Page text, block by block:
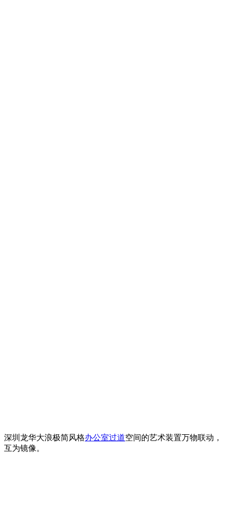
深圳龙华大浪极简风格办公室过道空间的艺术装置万物联动，
互为镜像。